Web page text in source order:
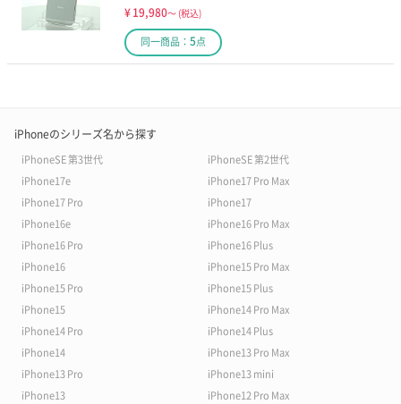
¥19,980～ (税込)
同一商品： 5点
iPhoneのシリーズ名から探す
iPhoneSE 第3世代
iPhoneSE 第2世代
iPhone17e
iPhone17 Pro Max
iPhone17 Pro
iPhone17
iPhone16e
iPhone16 Pro Max
iPhone16 Pro
iPhone16 Plus
iPhone16
iPhone15 Pro Max
iPhone15 Pro
iPhone15 Plus
iPhone15
iPhone14 Pro Max
iPhone14 Pro
iPhone14 Plus
iPhone14
iPhone13 Pro Max
iPhone13 Pro
iPhone13 mini
iPhone13
iPhone12 Pro Max